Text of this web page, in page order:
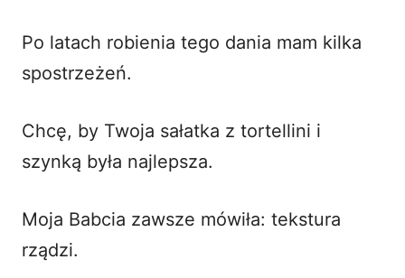
Po latach robienia tego dania mam kilka
spostrzeżeń.
Chcę, by Twoja sałatka z tortellini i
szynką była najlepsza.
Moja Babcia zawsze mówiła: tekstura
rządzi.